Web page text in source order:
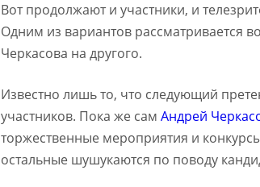
Вот продолжают и участники, и
Одним из вариантов рассматривается
Черкасова на другого.
Известно лишь то, что следующий
участников. Пока же сам Андрей
торжественные мероприятия и
остальные шушукаются по поводу